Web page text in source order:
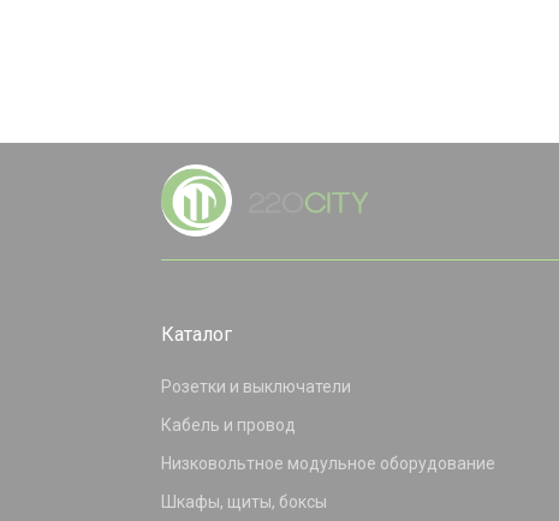
Каталог
Розетки и выключатели
Кабель и провод
Низковольтное модульное оборудование
Шкафы, щиты, боксы